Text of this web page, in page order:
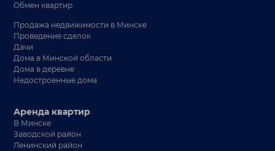
Обмен квартир
Продажа недвижимости в Минске
Проведение сделок
Дачи
Дома в Минской области
Дома в деревне
Недостроенные дома
Аренда квартир
В Минске
Заводской район
Ленинский район